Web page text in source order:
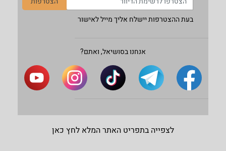
בעת ההצטרפות יישלח אליך מייל לאישור
אנחנו בסושיאל, ואתם?
לצפייה בתפריט האתר המלא לחץ כאן